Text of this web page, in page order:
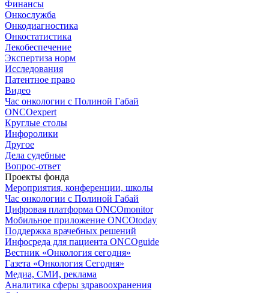
Финансы
Онкослужба
Онкодиагностика
Онкостатистика
Лекобеспечение
Экспертиза норм
Исследования
Патентное право
Видео
Час онкологии с Полиной Габай
ONCOexpert
Круглые столы
Инфоролики
Другое
Дела судебные
Вопрос-ответ
Проекты фонда
Мероприятия, конференции, школы
Час онкологии с Полиной Габай
Цифровая платформа ONCOmonitor
Мобильное приложение ONCOtoday
Поддержка врачебных решений
Инфосреда для пациента ONCOguide
Вестник «Онкология сегодня»
Газета «Онкология Сегодня»
Медиа, СМИ, реклама
Аналитика сферы здравоохранения